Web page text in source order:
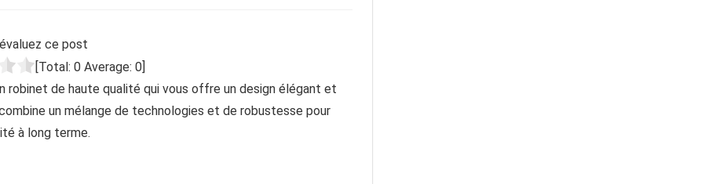
évaluez ce post
[Total: 0 Average: 0]
robinet de haute qualité qui vous offre un design élégant et
un mélange de technologies et de robustesse pour
à long terme.